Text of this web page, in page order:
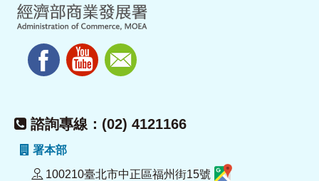
諮詢專線：(02) 4121166
署本部
100210臺北市中正區福州街15號